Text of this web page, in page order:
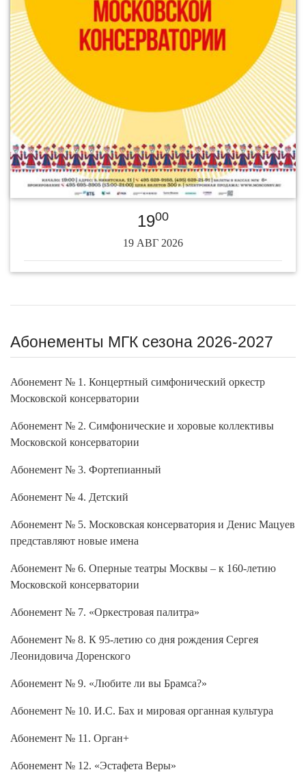
1900
19 АВГ 2026
Абонементы МГК сезона 2026-2027
Абонемент № 1. Концертный симфонический оркестр
Московской консерватории
Абонемент № 2. Симфонические и хоровые коллективы
Московской консерватории
Абонемент № 3. Фортепианный
Абонемент № 4. Детский
Абонемент № 5. Московская консерватория и Денис Мацуев
представляют новые имена
Абонемент № 6. Оперные театры Москвы – к 160-летию
Московской консерватории
Абонемент № 7. «Оркестровая палитра»
Абонемент № 8. К 95-летию со дня рождения Сергея
Леонидовича Доренского
Абонемент № 9. «Любите ли вы Брамса?»
Абонемент № 10. И.С. Бах и мировая органная культура
Абонемент № 11. Орган+
Абонемент № 12. «Эстафета Веры»